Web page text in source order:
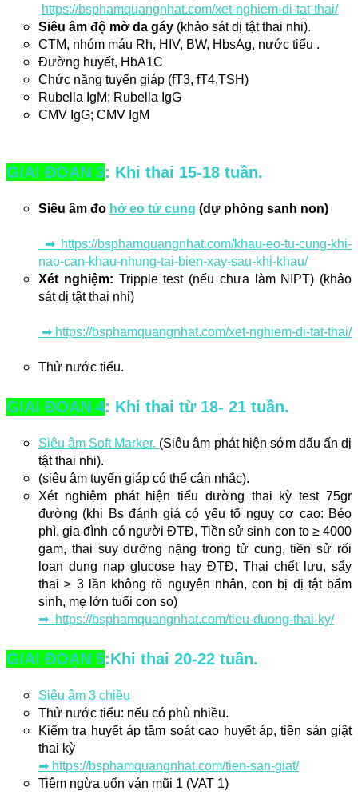
https://bsphamquangnhat.com/xet-nghiem-di-tat-thai/
Siêu âm độ mờ da gáy (khảo sát dị tật thai nhi).
CTM, nhóm máu Rh, HIV, BW, HbsAg, nước tiểu .
Đường huyết, HbA1C
Chức năng tuyến giáp (fT3, fT4,TSH)
Rubella IgM; Rubella IgG
CMV IgG; CMV IgM
GIAI ĐOẠN 3: Khi thai 15-18 tuần.
Siêu âm đo hở eo tử cung (dự phòng sanh non)
nao-can-khau-nhung-tai-bien-xay-sau-khi-khau/
Xét nghiệm: Tripple test (nếu chưa làm NIPT) (khảo
sát dị tật thai nhi)
➡ https://bsphamquangnhat.com/xet-nghiem-di-tat-thai/
Thử nước tiểu.
GIAI ĐOẠN 4: Khi thai từ 18- 21 tuần.
Siêu âm Soft Marker. (Siêu âm phát hiện sớm dấu ấn dị
tật thai nhi).
(siêu âm tuyến giáp có thể cân nhắc).
Xét nghiệm phát hiện tiểu đường thai kỳ test 75gr
đường (khi Bs đánh giá có yếu tố nguy cơ cao: Béo
phì, gia đình có người ĐTĐ, Tiền sử sinh con to ≥ 4000
gam, thai suy dưỡng nặng trong tử cung, tiền sử rối
loạn dung nạp glucose hay ĐTĐ, Thai chết lưu, sẩy
thai ≥ 3 lần không rõ nguyên nhân, con bị dị tật bẩm
sinh, mẹ lớn tuổi con so)
➡ https://bsphamquangnhat.com/tieu-duong-thai-ky/
GIAI ĐOẠN 5:Khi thai 20-22 tuần.
Siêu âm 3 chiều
Thử nước tiểu: nếu có phù nhiều.
Kiểm tra huyết áp tầm soát cao huyết áp, tiền sản giật
thai kỳ
➡ https://bsphamquangnhat.com/tien-san-giat/
Tiêm ngừa uốn ván mũi 1 (VAT 1)